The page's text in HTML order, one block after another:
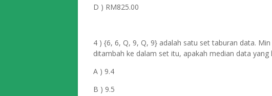
D ) RM825.00
4 ) {6, 6, Q, 9, Q, 9} adalah satu set taburan data.
ditambah ke dalam set itu, apakah median data yang
A ) 9.4
B ) 9.5